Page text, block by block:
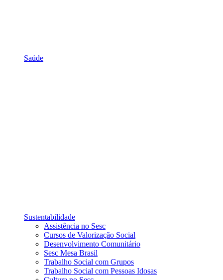
Saúde
Sustentabilidade
Assistência no Sesc
Cursos de Valorização Social
Desenvolvimento Comunitário
Sesc Mesa Brasil
Trabalho Social com Grupos
Trabalho Social com Pessoas Idosas